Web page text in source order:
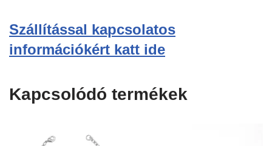
Szállítással kapcsolatos
információkért katt ide
Kapcsolódó termékek